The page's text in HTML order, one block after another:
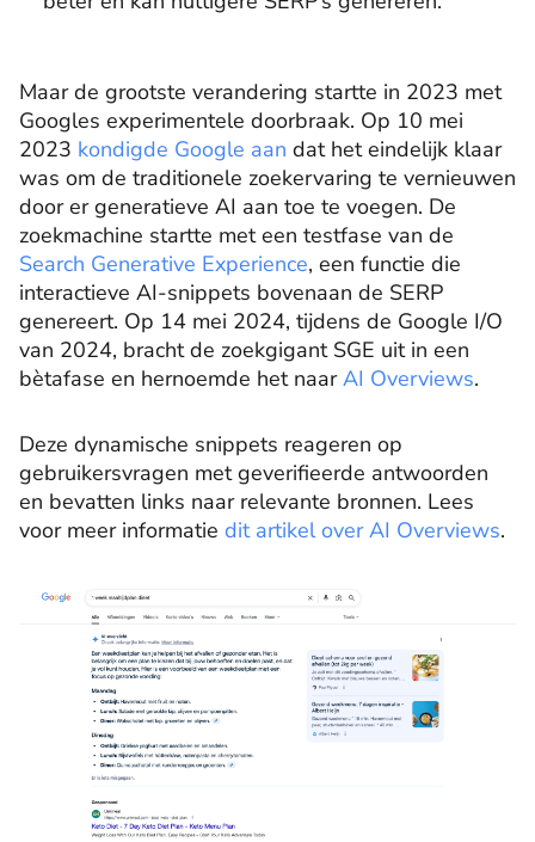
Maar de grootste verandering startte in 2023 met
Googles experimentele doorbraak. Op 10 mei
2023 kondigde Google aan dat het eindelijk klaar
was om de traditionele zoekervaring te vernieuwen
door er generatieve AI aan toe te voegen. De
zoekmachine startte met een testfase van de
Search Generative Experience, een functie die
interactieve AI-snippets bovenaan de SERP
genereert. Op 14 mei 2024, tijdens de Google I/O
van 2024, bracht de zoekgigant SGE uit in een
bètafase en hernoemde het naarAI Overviews.
Deze dynamische snippets reageren op
gebruikersvragen met geverifieerde antwoorden
en bevatten links naar relevante bronnen. Lees
voor meer informatie dit artikel over AI Overviews.